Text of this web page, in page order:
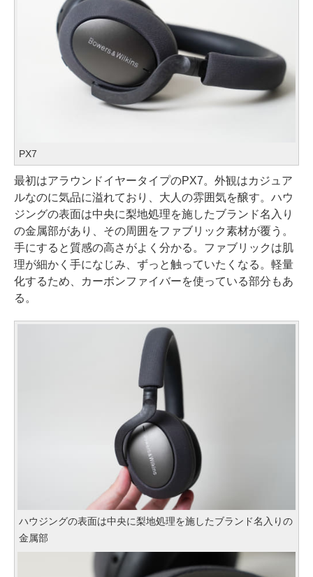
PX7
最初はアラウンドイヤータイプのPX7。外観はカジュア
ルなのに気品に溢れており、大人の雰囲気を醸す。ハウ
ジングの表面は中央に梨地処理を施したブランド名入り
の金属部があり、その周囲をファブリック素材が覆う。
手にすると質感の高さがよく分かる。ファブリックは肌
理が細かく手になじみ、ずっと触っていたくなる。軽量
化するため、カーボンファイバーを使っている部分もあ
る。
ハウジングの表面は中央に梨地処理を施したブランド名入りの
金属部